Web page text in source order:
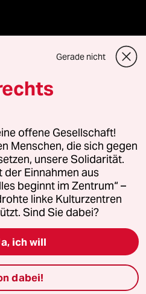
GmbH
Fragen oder für Genehmigungen
Kommune-Richtlinien
Impressum AGB
widerrufen (Ads)
Gerade nicht
offene Gesellschaft!
Menschen, die sich gegen
unsere Solidarität.
der Einnahmen aus
beginnt im Zentrum“ –
linke Kulturzentren
Sind Sie dabei?
ich will
dabei!